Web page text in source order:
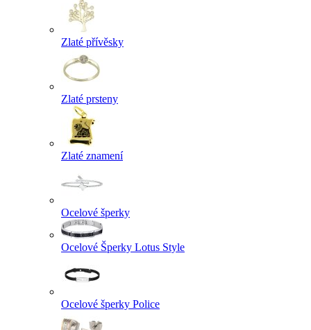
Zlaté přívěsky
Zlaté prsteny
Zlaté znamení
Ocelové šperky
Ocelové Šperky Lotus Style
Ocelové šperky Police